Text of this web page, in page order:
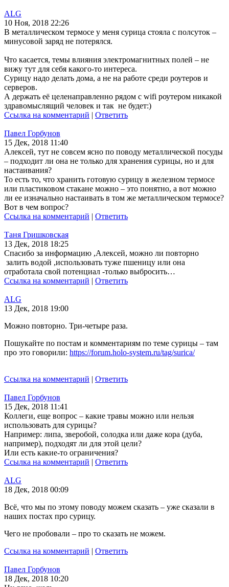
ALG
10 Ноя, 2018 22:26
В металлическом термосе у меня сурица стояла с полсуток –
минусовой заряд не потерялся.
Что касается, темы влияния электромагнитных полей – не
вижу тут для себя какого-то интереса.
Сурицу надо делать дома, а не на работе среди роутеров и
серверов.
А держать её целенаправленно рядом с wifi роутером никакой
здравомыслящий человек и так не будет:)
Ссылка на комментарий | Ответить
Павел Горбунов
15 Дек, 2018 11:40
Алексей, тут не совсем ясно по поводу металлической посуды
– подходит ли она не только для хранения сурицы, но и для
настаивания?
То есть то, что хранить готовую сурицу в железном термосе
или пластиковом стакане можно – это понятно, а вот можно
ли ее изначально настаивать в том же металлическом термосе?
Вот в чем вопрос?
Ссылка на комментарий | Ответить
Таня Гришковская
13 Дек, 2018 18:25
Спасибо за информацию ,Алексей, можно ли повторно
залить водой ,использовать туже пшеницу или она
отработала свой потенциал -только выбросить…
Ссылка на комментарий | Ответить
ALG
13 Дек, 2018 19:00
Можно повторно. Три-четыре раза.
Пошукайте по постам и комментариям по теме сурицы – там
про это говорили: https://forum.holo-system.ru/tag/surica/
Ссылка на комментарий | Ответить
Павел Горбунов
15 Дек, 2018 11:41
Коллеги, еще вопрос – какие травы можно или нельзя
использовать для сурицы?
Например: липа, зверобой, солодка или даже кора (дуба,
например), подходят ли для этой цели?
Или есть какие-то ограничения?
Ссылка на комментарий | Ответить
ALG
18 Дек, 2018 00:09
Всё, что мы по этому поводу можем сказать – уже сказали в
наших постах про сурицу.
Чего не пробовали – про то сказать не можем.
Ссылка на комментарий | Ответить
Павел Горбунов
18 Дек, 2018 10:20